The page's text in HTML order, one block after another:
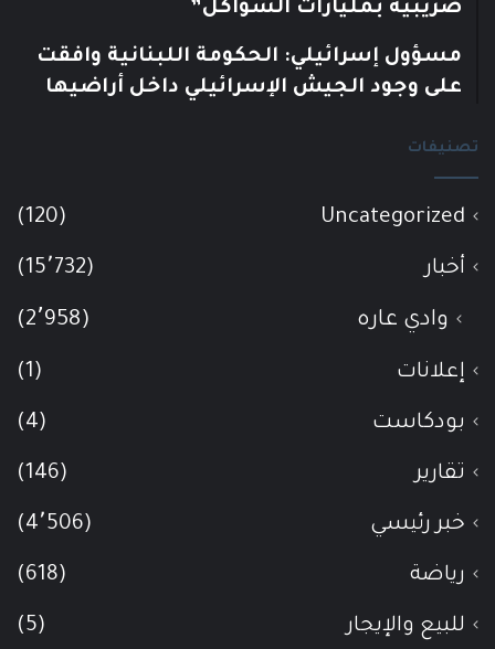
ضريبية بمليارات الشواكل”
مسؤول إسرائيلي: الحكومة اللبنانية وافقت
على وجود الجيش الإسرائيلي داخل أراضيها
تصنيفات
Uncategorized
(120)
أخبار (15٬732)
وادي عاره (2٬958)
إعلانات (1)
بودكاست (4)
تقارير (146)
خبر رئيسي (4٬506)
رياضة (618)
للبيع والإيجار (5)